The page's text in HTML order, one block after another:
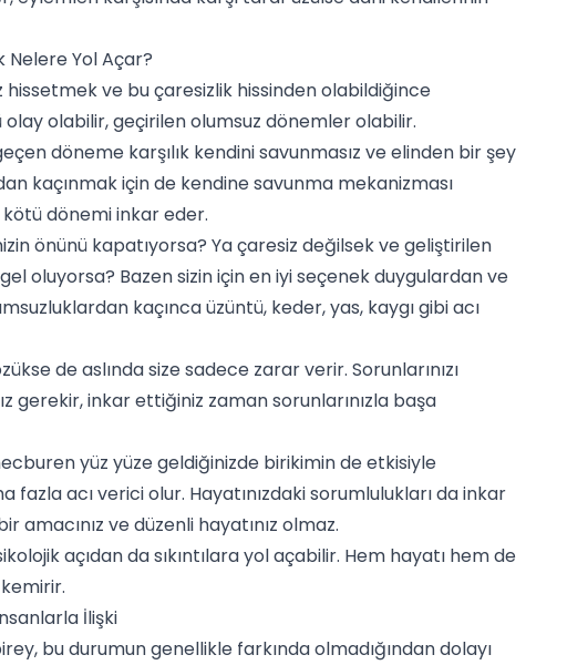
Nelere Yol Açar?
ve bu çaresizlik hissinden olabildiğince
olabilir, geçirilen olumsuz dönemler olabilir.
döneme karşılık kendini savunmasız ve elinden bir şey
kaçınmak için de kendine savunma mekanizması
kötü dönemi inkar eder.
önünü kapatıyorsa? Ya çaresiz değilsek ve geliştirilen
oluyorsa? Bazen sizin için en iyi seçenek duygulardan ve
kaçınca üzüntü, keder, yas, kaygı gibi acı
de aslında size sadece zarar verir. Sorunlarınızı
gerekir, inkar ettiğiniz zaman sorunlarınızla başa
yüz yüze geldiğinizde birikimin de etkisiyle
acı verici olur. Hayatınızdaki sorumlulukları da inkar
amacınız ve düzenli hayatınız olmaz.
açıdan da sıkıntılara yol açabilir. Hem hayatı hem de
İlişki
bu durumun genellikle farkında olmadığından dolayı